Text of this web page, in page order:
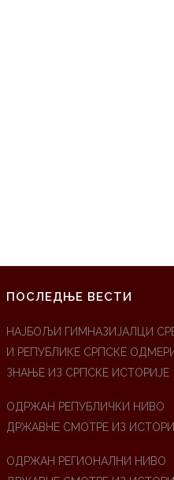
ПОСЛЕДЊЕ ВЕСТИ
НАЈБОЉИ ГИМНАЗИЈАЛЦИ
И РЕПУБЛИКЕ СРПСКЕ
ЗНАЊЕ ИЗ СРПСКЕ ИСТОРИЈЕ
ОДРЖАН РЕПУБЛИЧКИ НИВО
ДРЖАВНЕ СМОТРЕ ИЗ
ОДРЖАН РЕГИОНАЛНИ НИВО